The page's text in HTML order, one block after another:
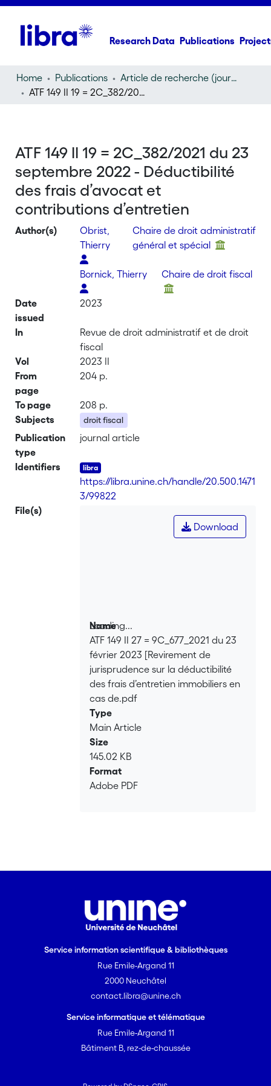
Research Data Publications
Home Publications
Article de recherche (journal article)
ATF 149 II 19 = 2C_382/2021 du 23 septembre 2022 - Déductibilité des frais d’avocat et contributions d’entretien
ATF 149 II 19 = 2C_382/2021 du 23
septembre 2022 - Déductibilité
des frais d’avocat et
contributions d’entretien
Author(s)
Obrist,
Thierry
Chaire de droit administratif
général et spécial
Bornick, Thierry Chaire de droit fiscal
Date
issued
2023
In
Revue de droit administratif et de droit
fiscal
Vol
2023 II
From
page
204 p.
To page
208 p.
Subjects
droit fiscal
Publication
type
journal article
Identifiers
https://libra.unine.ch/handle/20.500.1471
3/99822
File(s)
Loading...
Loading...
Download
Name
ATF 149 II 27 = 9C_677_2021 du 23
février 2023 [Revirement de
jurisprudence sur la déductibilité
des frais d’entretien immobiliers en
cas de.pdf
Type
Main Article
Size
145.02 KB
Format
Adobe PDF
Service information scientifique & bibliothèques
Rue Emile-Argand 11
2000 Neuchâtel
contact.libra@unine.ch
Service informatique et télématique
Rue Emile-Argand 11
Bâtiment B, rez-de-chaussée